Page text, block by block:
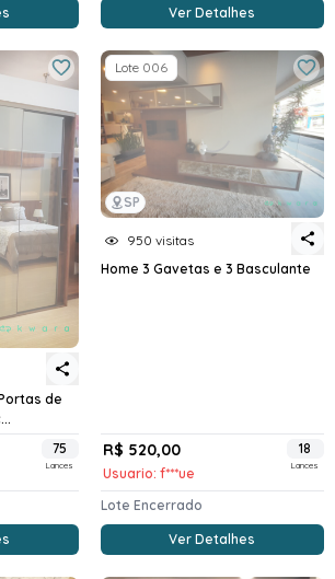
Ver Detalhes
de
75
Lances
SP
Lote 006
950 visitas
Home 3 Gavetas e 3 Basculante
R$ 520,00
Usuario: f***ue
18
Lances
Lote Encerrado
Ver Detalhes